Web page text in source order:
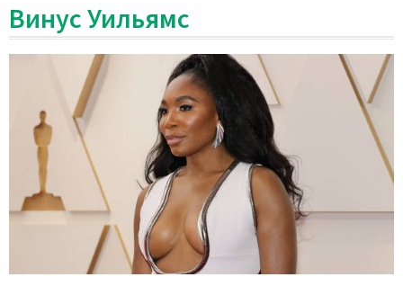
Винус Уильямс